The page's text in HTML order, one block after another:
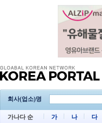
회사(업소)명
가나다 순 가 나 다